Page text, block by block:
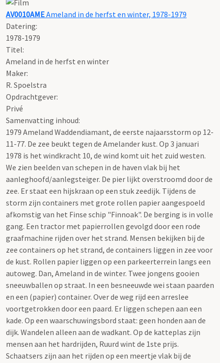
AV0010AMEAmeland in de herfst en winter, 1978-1979
Datering:
1978-1979
Titel:
Ameland in de herfst en winter
Maker:
R. Spoelstra
Opdrachtgever:
Privé
Samenvatting inhoud:
1979 Ameland Waddendiamant, de eerste najaarsstorm op 12-
11-77. De zee beukt tegen de Amelander kust. Op 3 januari
1978 is het windkracht 10, de wind komt uit het zuid westen.
We zien beelden van schepen in de haven vlak bij het
aanleghoofd/aanlegsteiger. De pier lijkt overstroomd door de
zee. Er staat een hijskraan op een stuk zeedijk. Tijdens de
storm zijn containers met grote rollen papier aangespoeld
afkomstig van het Finse schip "Finnoak". De berging is in volle
gang. Een tractor met papierrollen gevolgd door een rode
graafmachine rijden over het strand. Mensen bekijken bij de
zee containers op het strand, de containers liggen in zee voor
de kust. Rollen papier liggen op een parkeerterrein langs een
autoweg. Dan, Ameland in de winter. Twee jongens gooien
sneeuwballen op straat. In een besneeuwde wei staan paarden
en een (papier) container. Over de weg rijd een arreslee
voortgetrokken door een paard. Er liggen schepen aan een
kade. Op een waarschuwingsbord staat: geen honden aan de
dijk. Wandelen alleen aan de wadkant. Op de katteplas zijn
mensen aan het hardrijden, Ruurd wint de 1ste prijs.
Schaatsers zijn aan het rijden op een meertje vlak bij de